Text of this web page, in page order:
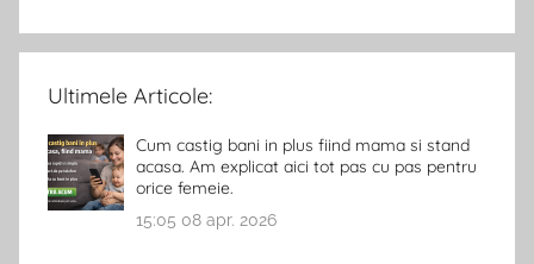
Ultimele Articole:
Cum castig bani in plus fiind mama si stand
acasa. Am explicat aici tot pas cu pas pentru
orice femeie.
15:05 08 apr. 2026